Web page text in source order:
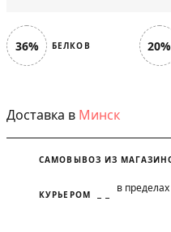
36% БЕЛКОВ 20%
Доставка в Минск
САМОВЫВОЗ ИЗ
КУРЬЕРОМ в